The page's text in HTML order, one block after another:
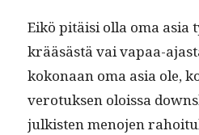
Eikö pitäisi olla oma asia
krääsästä vai vapaa-
kokon­aan oma asia ole,
vero­tuk­sen olois­sa
julk­isten meno­jen